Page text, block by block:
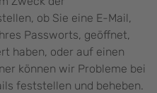
ob Sie eine E-Mail,
Passworts, geöffnet,
haben, oder auf einen
können wir Probleme bei
feststellen und beheben.